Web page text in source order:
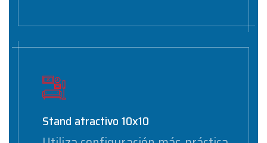
Stand atractivo 10x10